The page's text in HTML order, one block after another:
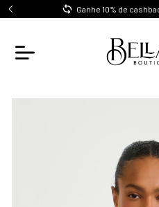
Ganhe 10% de